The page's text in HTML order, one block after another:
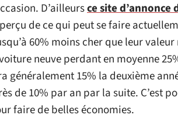
D’ailleursce site d’annonce
de ce qui peut se faire
60% moins cher que leur
neuve perdant en moyenne
généralement 15% la deuxième
de 10% par an par la suite. C’est
faire de belles économies.